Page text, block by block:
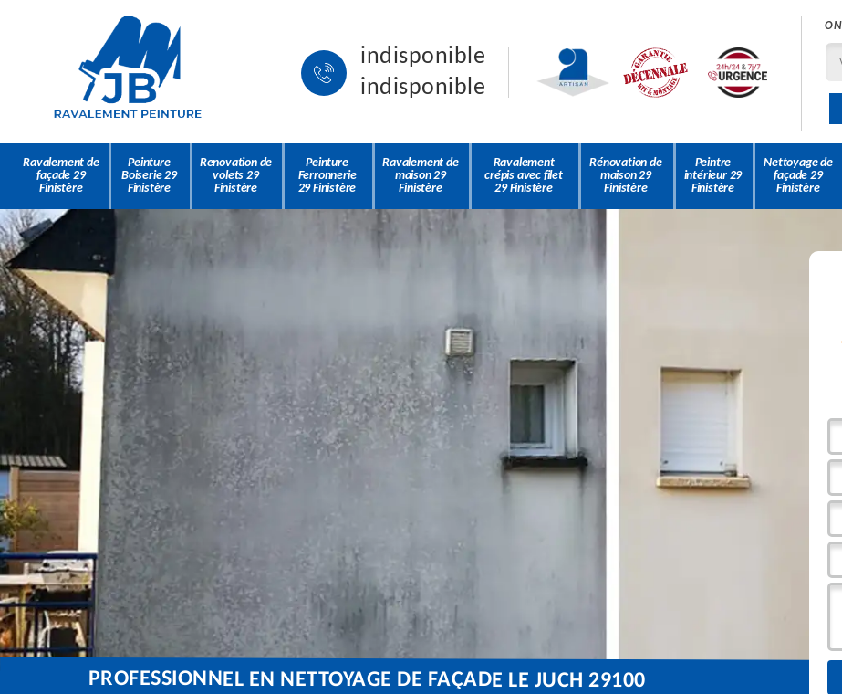
indisponible
indisponible
Ravalement de
façade 29
Finistère
Peinture
Boiserie 29
Finistère
Renovation de
volets 29
Finistère
Peinture
Ferronnerie
29 Finistère
Ravalement de
maison 29
Finistère
Ravalement
crépis avec filet
29 Finistère
Rénovation de
maison 29
Finistère
Peintre
intérieur 29
Finistère
Nettoyage de
façade 29
Finistère
PROFESSIONNEL EN NETTOYAGE DE FAÇADE LE JUCH 29100